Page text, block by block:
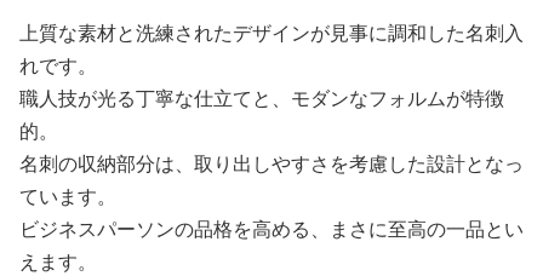
上質な素材と洗練されたデザインが見事に調和した名刺入
れです。
職人技が光る丁寧な仕立てと、モダンなフォルムが特徴
的。
名刺の収納部分は、取り出しやすさを考慮した設計となっ
ています。
ビジネスパーソンの品格を高める、まさに至高の一品とい
えます。